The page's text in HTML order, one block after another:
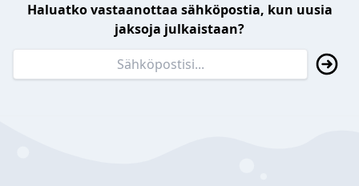
Haluatko vastaanottaa sähköpostia, kun uusia
jaksoja julkaistaan?